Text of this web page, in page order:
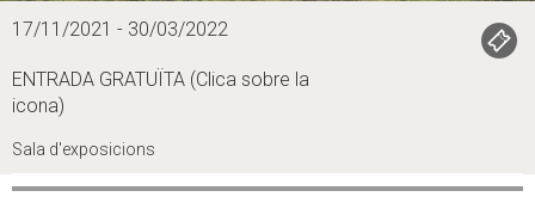
17/11/2021 - 30/03/2022
ENTRADA GRATUÏTA (Clica sobre la
icona)
Sala d'exposicions